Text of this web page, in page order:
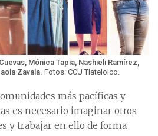
Mónica Tapia, Nashieli Ramírez,
Zavala. Fotos: CCU Tlatelolco.
más pacíficas y
es necesario imaginar otros
y trabajar en ello de forma